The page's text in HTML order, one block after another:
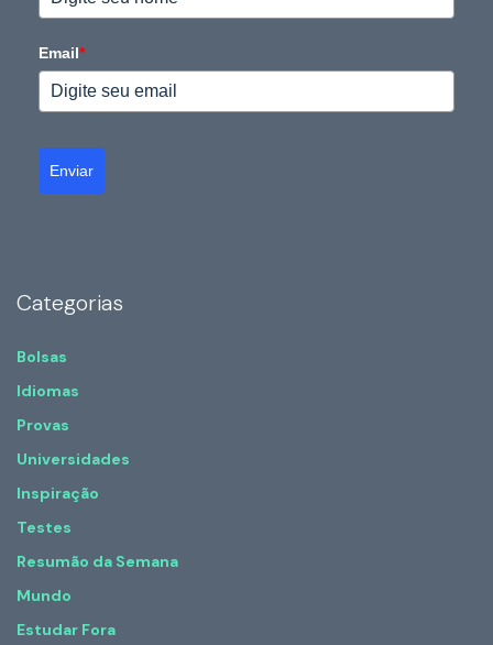
Email*
Enviar
Categorias
Bolsas
Idiomas
Provas
Universidades
Inspiração
Testes
Resumão da Semana
Mundo
Estudar Fora